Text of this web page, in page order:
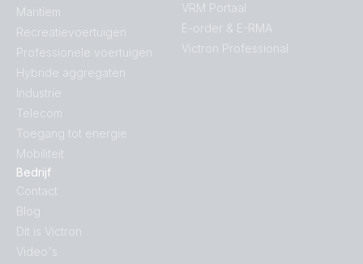
Maritiem
Recreatievoertuigen
Professionele voertuigen
Hybride aggregaten
Industrie
Telecom
Toegang tot energie
Mobiliteit
Bedrijf
Contact
Blog
Dit is Victron
Video's
VRM Portaal
E-order & E-RMA
Victron Professional